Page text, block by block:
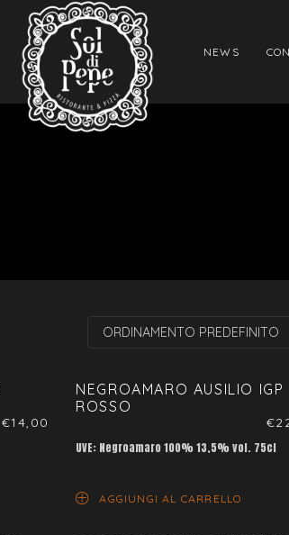
NEWS
ORDINAMENTO PREDEFINITO
€14,00
NEGROAMARO AUSILIO IGP
ROSSO
€
UVE: Negroamaro 100% 13,5% vol. 75cl
AGGIUNGI AL CARRELLO